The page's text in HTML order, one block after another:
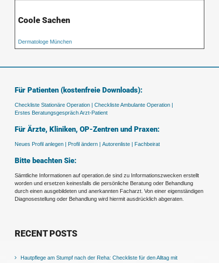
Coole Sachen
Dermatologe München
Für Patienten (kostenfreie Downloads):
Checkliste Stationäre Operation | Checkliste Ambulante Operation |
Erstes Beratungsgespräch Arzt-Patient
Für Ärzte, Kliniken, OP-Zentren und Praxen:
Neues Profil anlegen | Profil ändern | Autorenliste | Fachbeirat
Bitte beachten Sie:
Sämtliche Informationen auf operation.de sind zu Informationszwecken erstellt
worden und ersetzen keinesfalls die persönliche Beratung oder Behandlung
durch einen ausgebildeten und anerkannten Facharzt. Von einer eigenständigen
Diagnosestellung oder Behandlung wird hiermit ausdrücklich abgeraten.
RECENT POSTS
Hautpflege am Stumpf nach der Reha: Checkliste für den Alltag mit